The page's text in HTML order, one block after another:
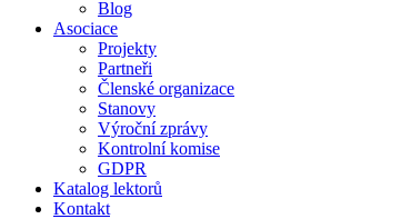
Blog
Asociace
Projekty
Partneři
Členské organizace
Stanovy
Výroční zprávy
Kontrolní komise
GDPR
Katalog lektorů
Kontakt